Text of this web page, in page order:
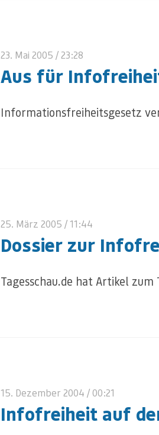
23. Mai 2005 / 23:28
Aus für
Informationsfreiheitsgesetz
25. März 2005 / 11:44
Dossier zur
Tagesschau.de hat Artikel
15. Dezember 2004 / 00:21
Infofreiheit auf